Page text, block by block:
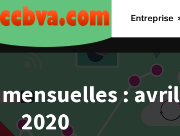
Entreprise
: avril
2020